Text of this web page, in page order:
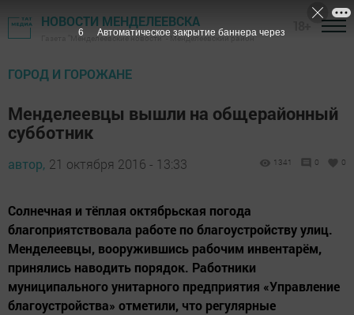
НОВОСТИ МЕНДЕЛЕЕВСКА
Газета "Менделеевские новости" - Менделеевский район
ГОРОД И ГОРОЖАНЕ
Менделеевцы вышли на общерайонный
субботник
автор, 21 октября 2016 - 13:33 1341 0 0
Солнечная и тёплая октябрьская погода
благоприятствовала работе по благоустройству улиц.
Менделеевцы, вооружившись рабочим инвентарём,
принялись наводить порядок. Работники
муниципального унитарного предприятия «Управление
благоустройства» отметили, что регулярные
5 Автоматическое закрытие баннера через